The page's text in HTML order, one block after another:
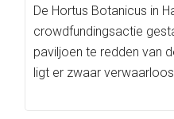
De Hortus Botanicus in
crowdfundingsactie
paviljoen te redden van
ligt er zwaar